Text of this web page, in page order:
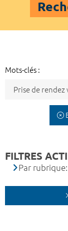
Mots-clés :
FILTRES
Par